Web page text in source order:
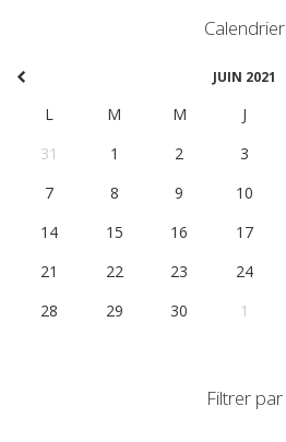
Calendrier
JUIN 2021
L M M J
31
1 2 3
7
8 9 10
14
15 16 17
21
22 23 24
28
29 30 1
Filtrer par